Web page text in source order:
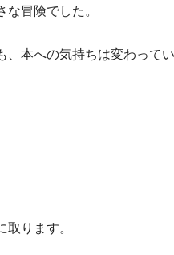
な冒険でした。
、本への気持ちは変わってい
取ります。